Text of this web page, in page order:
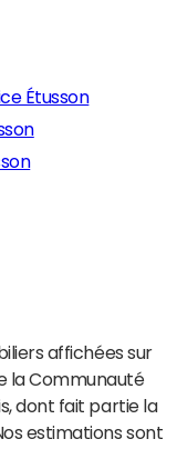
Étusson
affichées sur
la Communauté
dont fait partie la
estimations sont